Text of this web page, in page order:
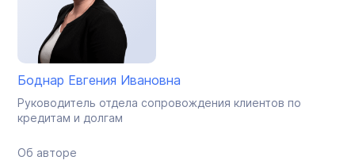
Боднар Евгения Ивановна
Руководитель отдела сопровождения клиентов по
кредитам и долгам
Об авторе